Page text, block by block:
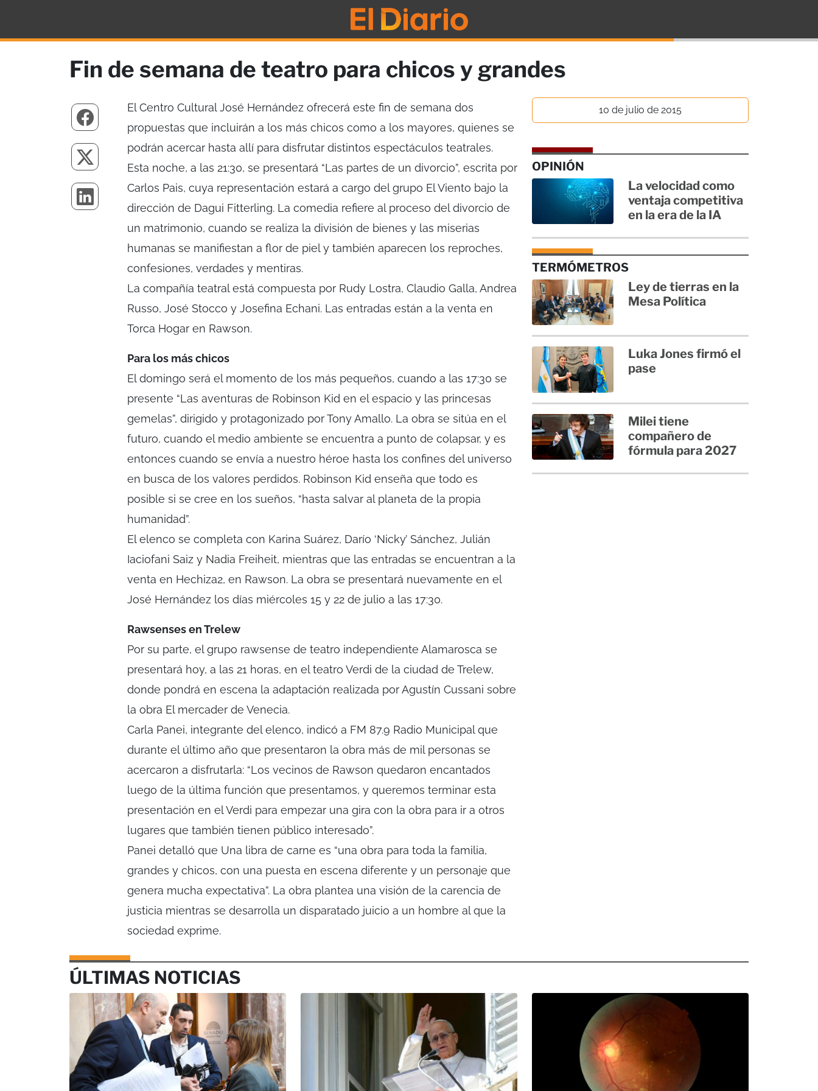
Fin de semana de teatro para chicos y grandes
El Centro Cultural José Hernández ofrecerá este fin de semana dos
propuestas que incluirán a los más chicos como a los mayores, quienes se
podrán acercar hasta allí para disfrutar distintos espectáculos teatrales.
Esta noche, a las 21:30, se presentará “Las partes de un divorcio”, escrita por
Carlos Pais, cuya representación estará a cargo del grupo El Viento bajo la
dirección de Dagui Fitterling. La comedia refiere al proceso del divorcio de
un matrimonio, cuando se realiza la división de bienes y las miserias
humanas se manifiestan a flor de piel y también aparecen los reproches,
confesiones, verdades y mentiras.
La compañía teatral está compuesta por Rudy Lostra, Claudio Galla, Andrea
Russo, José Stocco y Josefina Echani. Las entradas están a la venta en
Torca Hogar en Rawson.
Para los más chicos
El domingo será el momento de los más pequeños, cuando a las 17:30 se
presente “Las aventuras de Robinson Kid en el espacio y las princesas
gemelas”, dirigido y protagonizado por Tony Amallo. La obra se sitúa en el
futuro, cuando el medio ambiente se encuentra a punto de colapsar, y es
entonces cuando se envía a nuestro héroe hasta los confines del universo
en busca de los valores perdidos. Robinson Kid enseña que todo es
posible si se cree en los sueños, “hasta salvar al planeta de la propia
humanidad”.
El elenco se completa con Karina Suárez, Darío ‘Nicky’ Sánchez, Julián
Iaciofani Saiz y Nadia Freiheit, mientras que las entradas se encuentran a la
venta en Hechiza2, en Rawson. La obra se presentará nuevamente en el
José Hernández los días miércoles 15 y 22 de julio a las 17:30.
Rawsenses en Trelew
Por su parte, el grupo rawsense de teatro independiente Alamarosca se
presentará hoy, a las 21 horas, en el teatro Verdi de la ciudad de Trelew,
donde pondrá en escena la adaptación realizada por Agustín Cussani sobre
la obra El mercader de Venecia.
Carla Panei, integrante del elenco, indicó a FM 87.9 Radio Municipal que
durante el último año que presentaron la obra más de mil personas se
acercaron a disfrutarla: “Los vecinos de Rawson quedaron encantados
luego de la última función que presentamos, y queremos terminar esta
presentación en el Verdi para empezar una gira con la obra para ir a otros
lugares que también tienen público interesado”.
Panei detalló que Una libra de carne es “una obra para toda la familia,
grandes y chicos, con una puesta en escena diferente y un personaje que
genera mucha expectativa”. La obra plantea una visión de la carencia de
justicia mientras se desarrolla un disparatado juicio a un hombre al que la
sociedad exprime.
10 de julio de 2015
OPINIÓN
La velocidad como
ventaja competitiva
en la era de la IA
TERMÓMETROS
Ley de tierras en la
Mesa Política
Luka Jones firmó el
pase
Milei tiene
compañero de
fórmula para 2027
ÚLTIMAS NOTICIAS